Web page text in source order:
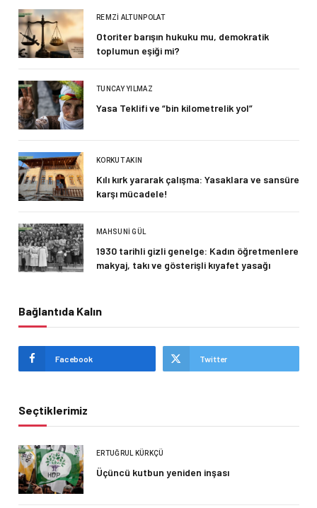
REMZI ALTUNPOLAT
Otoriter barışın hukuku mu, demokratik
toplumun eşiği mi?
TUNCAY YILMAZ
Yasa Teklifi ve “bin kilometrelik yol”
KORKUT AKIN
Kılı kırk yararak çalışma: Yasaklara ve sansüre
karşı mücadele!
MAHSUNI GÜL
1930 tarihli gizli genelge: Kadın öğretmenlere
makyaj, takı ve gösterişli kıyafet yasağı
Bağlantıda Kalın
Facebook Twitter
Seçtiklerimiz
ERTUĞRUL KÜRKÇÜ
Üçüncü kutbun yeniden inşası